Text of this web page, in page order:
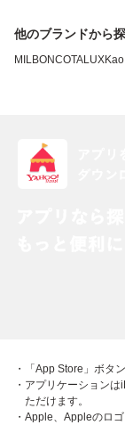
他のブランドから
MILBONCOTALUXKao
・「App Store」ボタ
・アプリケーション
ただけます。
・Apple、Appleのロ